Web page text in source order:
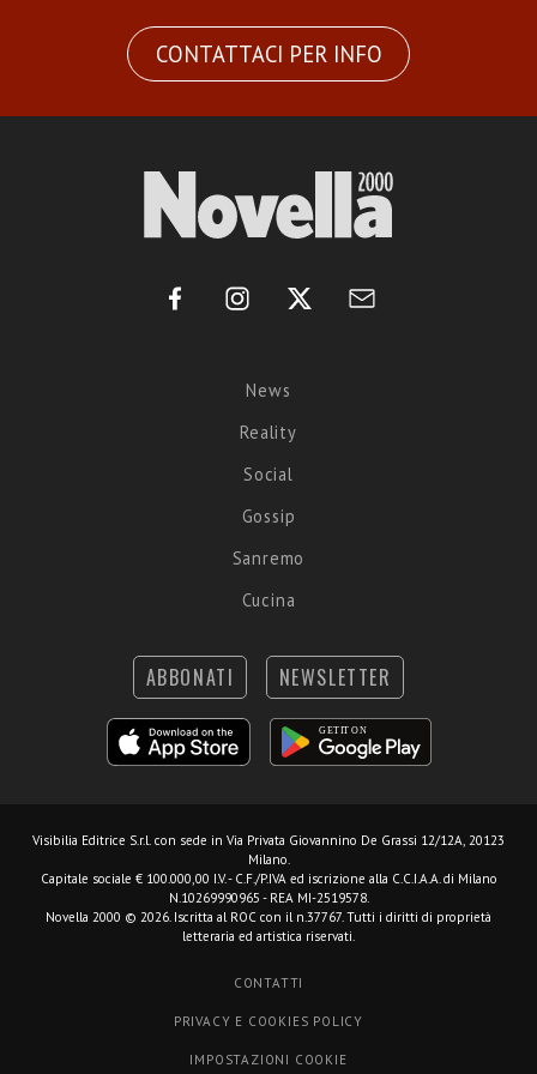
CONTATTACI PER INFO
News
Reality
Social
Gossip
Sanremo
Cucina
ABBONATI NEWSLETTER
Visibilia Editrice S.r.l. con sede in Via Privata Giovannino De Grassi 12/12A, 20123
Milano.
Capitale sociale € 100.000,00 I.V. - C.F./P.IVA ed iscrizione alla C.C.I.A.A. di Milano
N.10269990965 - REA MI-2519578.
Novella 2000 © 2026. Iscritta al ROC con il n.37767. Tutti i diritti di proprietà
letteraria ed artistica riservati.
CONTATTI
PRIVACY E COOKIES POLICY
IMPOSTAZIONI COOKIE